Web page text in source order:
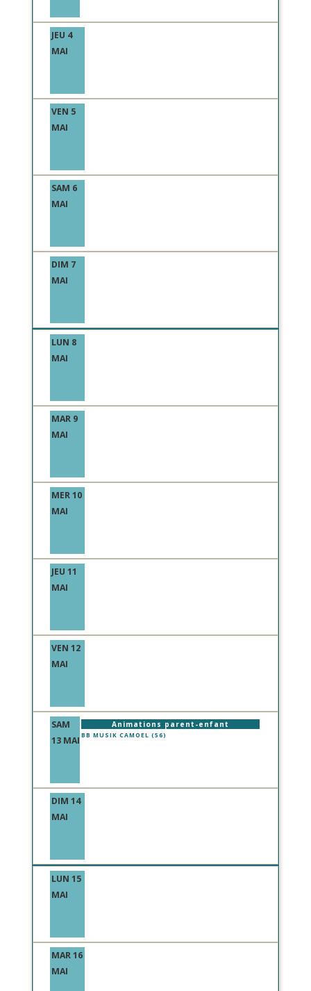
JEU 4
MAI
VEN 5
MAI
SAM 6
MAI
DIM 7
MAI
LUN 8
MAI
MAR 9
MAI
MER 10
MAI
JEU 11
MAI
VEN 12
MAI
SAM
13 MAI
Animations parent-enfant
BB MUSIK CAMOEL (56)
DIM 14
MAI
LUN 15
MAI
MAR 16
MAI